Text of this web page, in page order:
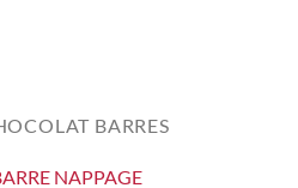
BARRES
NAPPAGE